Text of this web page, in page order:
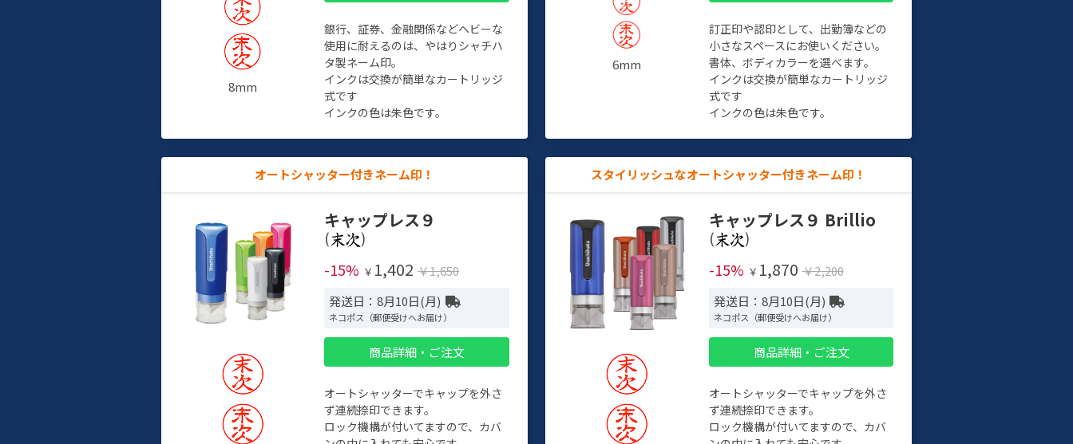
8mm
銀行、証券、金融関係などヘビーな
使用に耐えるのは、やはりシャチハ
タ製ネーム印。
インクは交換が簡単なカートリッジ
式です
インクの色は朱色です。
6mm
訂正印や認印として、出勤簿などの
小さなスペースにお使いください。
書体、ボディカラーを選べます。
インクは交換が簡単なカートリッジ
式です
インクの色は朱色です。
オートシャッター付きネーム印！
キャップレス９
(
)
-15% ￥ 1,402 ￥1,650
発送日：8月10日(月)
ネコポス（郵便受けへお届け）
商品詳細・ご注文
オートシャッターでキャップを外さ
ず連続捺印できます。
ロック機構が付いてますので、カバ
スタイリッシュなオートシャッター付きネーム印！
キャップレス９ Brillio
(
)
-15% ￥ 1,870 ￥2,200
発送日：8月10日(月)
ネコポス（郵便受けへお届け）
商品詳細・ご注文
オートシャッターでキャップを外さ
ず連続捺印できます。
ロック機構が付いてますので、カバ